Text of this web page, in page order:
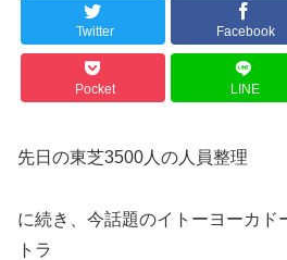
Twitter Facebook
Pocket LINE
先日の東芝3500人の人員整理
に続き、今話題のイトーヨーカド
トラ